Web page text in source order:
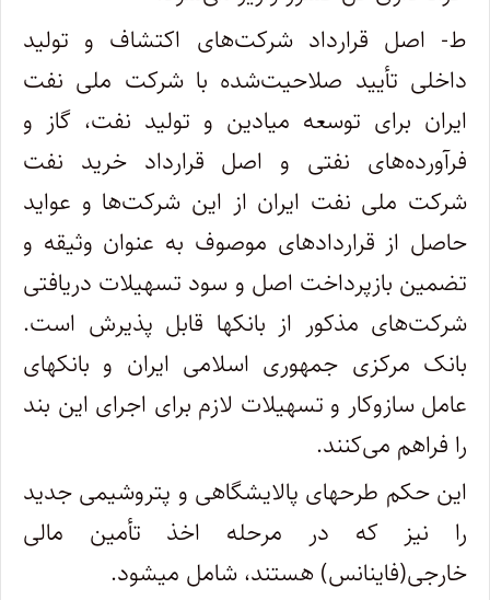
ط- اصل قرارداد شرکت‌های اکتشاف و تولید
داخلی تأیید صلاحیت‌شده با شرکت ملی نفت
ایران برای توسعه میادین و تولید نفت، گاز و
فرآورده‌های نفتی و اصل قرارداد خرید نفت
شرکت ملی نفت ایران از این شرکت‌ها و عواید
حاصل از قراردادهای موصوف به عنوان وثیقه و
تضمین بازپرداخت اصل و سود تسهیلات دریافتی
شرکت‌های مذکور از بانکها قابل پذیرش است.
بانک مرکزی جمهوری اسلامی ایران و بانکهای
عامل سازوکار و تسهیلات لازم برای اجرای این بند
را فراهم می‌کنند.
این حکم طرحهای پالایشگاهی و پتروشیمی جدید
را نیز که در مرحله اخذ تأمین مالی
خارجی(فاینانس) هستند، شامل می­شود.